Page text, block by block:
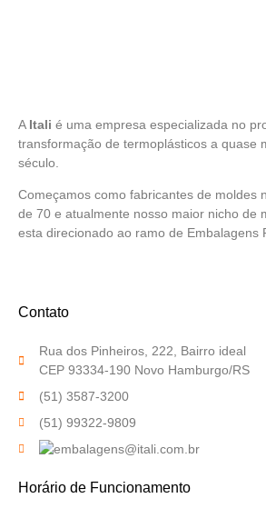
A Itali é uma empresa especializada no
transformação de termoplásticos a quase
século.
Começamos como fabricantes de moldes
de 70 e atualmente nosso maior nicho de
esta direcionado ao ramo de Embalagens
Contato
Rua dos Pinheiros, 222, Bairro ideal
CEP 93334-190 Novo Hamburgo/RS
(51) 3587-3200
(51) 99322-9809
Horário de Funcionamento